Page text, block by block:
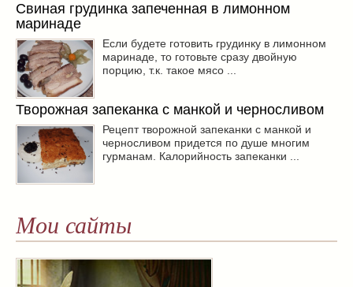
Свиная грудинка запеченная в лимонном
маринаде
Если будете готовить грудинку в лимонном
маринаде, то готовьте сразу двойную
порцию, т.к. такое мясо ...
Творожная запеканка с манкой и черносливом
Рецепт творожной запеканки с манкой и
черносливом придется по душе многим
гурманам. Калорийность запеканки ...
Мои сайты